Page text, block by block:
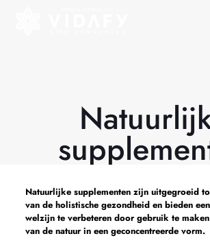
Natuurlijke supplementenzijn uitgegroeid
van de holistische gezondheid en bieden
welzijn te verbeteren door gebruik te
van de natuur in een geconcentreerde vorm.